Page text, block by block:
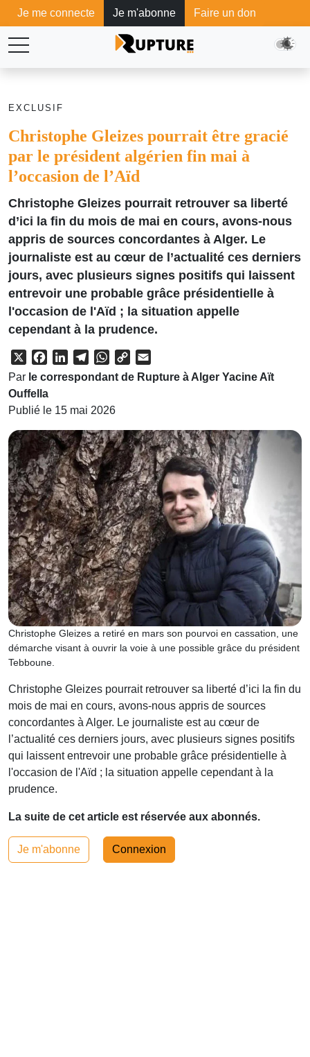
Je me connecte Je m'abonne Faire un don
EXCLUSIF
Christophe Gleizes pourrait être gracié
par le président algérien fin mai à
l’occasion de l’Aïd
Christophe Gleizes pourrait retrouver sa liberté
d’ici la fin du mois de mai en cours, avons-nous
appris de sources concordantes à Alger. Le
journaliste est au cœur de l’actualité ces derniers
jours, avec plusieurs signes positifs qui laissent
entrevoir une probable grâce présidentielle à
l'occasion de l'Aïd ; la situation appelle
cependant à la prudence.
X FacebookLinkedInTelegramWhatsApp
Copy
Link
Par le correspondant de Rupture à Alger Yacine Aït
Ouffella
Publié le 15 mai 2026
Christophe Gleizes a retiré en mars son pourvoi en cassation, une
démarche visant à ouvrir la voie à une possible grâce du président
Tebboune.
Christophe Gleizes pourrait retrouver sa liberté d’ici la fin du
mois de mai en cours, avons-nous appris de sources
concordantes à Alger. Le journaliste est au cœur de
l’actualité ces derniers jours, avec plusieurs signes positifs
qui laissent entrevoir une probable grâce présidentielle à
l'occasion de l'Aïd ; la situation appelle cependant à la
prudence.
La suite de cet article est réservée aux abonnés.
Je m'abonne Connexion